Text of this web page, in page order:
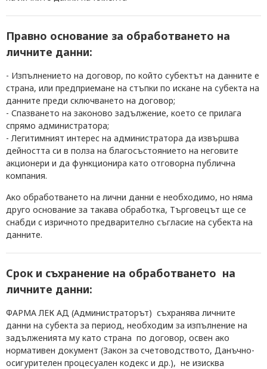
Правно основание за обработването на
личните данни:
- Изпълнението на договор, по който субектът на данните е
страна, или предприемане на стъпки по искане на субекта на
данните преди сключването на договор;
- Спазването на законово задължение, което се прилага
спрямо администратора;
- Легитимният интерес на администратора да извършва
дейността си в полза на благосъстоянието на неговите
акционери и да функционира като отговорна публична
компания.
Ако обработването на лични данни е необходимо, но няма
друго основание за такава обработка, Търговецът ще се
снабди с изричното предварително съгласие на субекта на
данните.
Срок и съхранение на обработването на
личните данни:
ФАРМА ЛЕК АД (Администраторът) съхранява личните
данни на субекта за период, необходим за изпълнение на
задълженията му като страна по договор, освен ако
нормативен документ (Закон за счетоводството, Данъчно-
осигурителен процесуален кодекс и др.), не изисква